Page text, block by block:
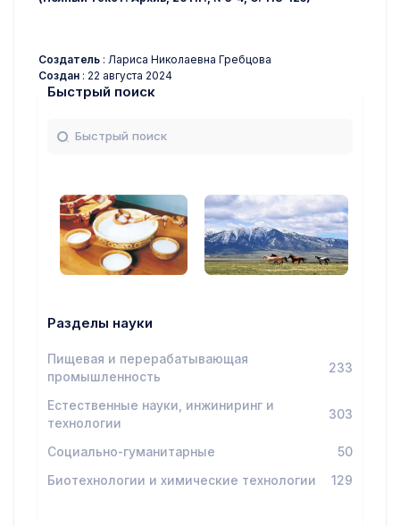
Создатель : Лариса Николаевна Гребцова
Создан : 22 августа 2024
Быстрый поиск
Разделы науки
Пищевая и перерабатывающая
промышленность
233
Естественные науки, инжиниринг и
технологии
303
Социально-гуманитарные
50
Биотехнологии и химические технологии
129